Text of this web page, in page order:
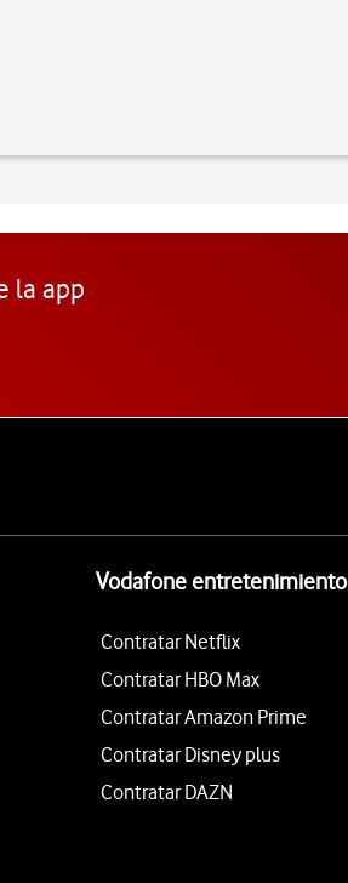
la app
Vodafone entretenimiento
Contratar Netflix
Contratar HBO Max
Contratar Amazon Prime
Contratar Disney plus
Contratar DAZN